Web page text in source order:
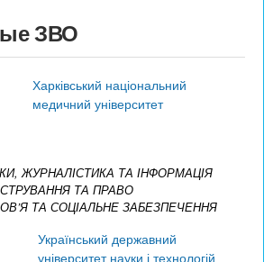
ЗВО
Харківський національний
медичний університет
ЖУРНАЛІСТИКА ТА ІНФОРМАЦІЯ
ТА ПРАВО
ТА СОЦІАЛЬНЕ ЗАБЕЗПЕЧЕННЯ
Український державний
університет науки і технологій